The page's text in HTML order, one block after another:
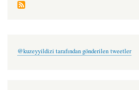
@kuzeyyildizi tarafından gönderilen tweetler